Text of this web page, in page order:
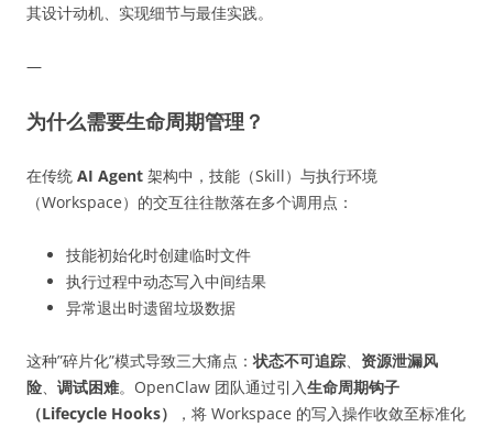
其设计动机、实现细节与最佳实践。
—
为什么需要生命周期管理？
在传统 AI Agent 架构中，技能（Skill）与执行环境
（Workspace）的交互往往散落在多个调用点：
技能初始化时创建临时文件
执行过程中动态写入中间结果
异常退出时遗留垃圾数据
这种”碎片化”模式导致三大痛点：状态不可追踪、 资源泄漏风
险、 调试困难。OpenClaw 团队通过引入生命周期钩子
（Lifecycle Hooks）
，将 Workspace 的写入操作收敛至标准化